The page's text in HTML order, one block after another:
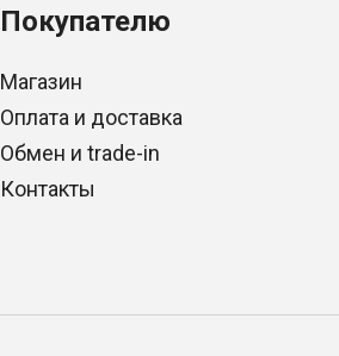
Покупателю
Магазин
Оплата и доставка
Обмен и trade-in
Контакты